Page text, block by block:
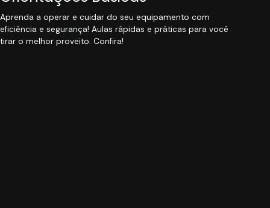
Aprenda a operar e cuidar do seu equipamento com
eficiência e segurança! Aulas rápidas e práticas para você
tirar o melhor proveito. Confira!